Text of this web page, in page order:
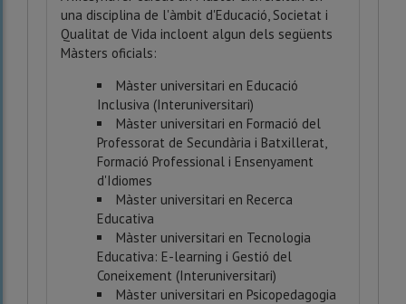
una disciplina de l'àmbit d'Educació, Societat i
Qualitat de Vida incloent algun dels següents
Màsters oficials:
Màster universitari en Educació
Inclusiva (Interuniversitari)
Màster universitari en Formació del
Professorat de Secundària i Batxillerat,
Formació Professional i Ensenyament
d'Idiomes
Màster universitari en Recerca
Educativa
Màster universitari en Tecnologia
Educativa: E-learning i Gestió del
Coneixement (Interuniversitari)
Màster universitari en Psicopedagogia